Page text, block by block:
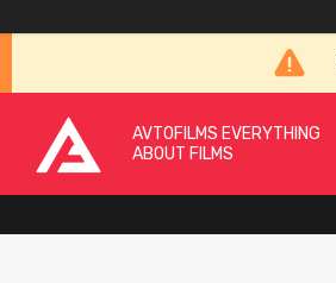
AVTOFILMS EVERYTHING
ABOUT FILMS